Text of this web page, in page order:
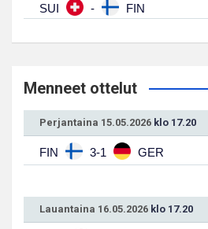
SUI - FIN
Menneet ottelut
Perjantaina 15.05.2026 klo 17.20
FIN 3-1 GER
Lauantaina 16.05.2026 klo 17.20